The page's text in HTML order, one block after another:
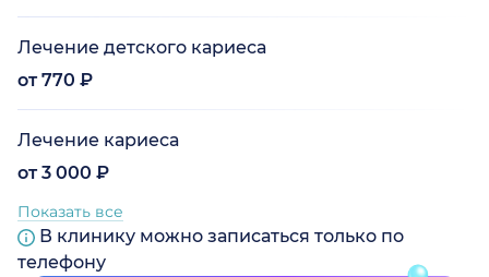
Лечение детского кариеса
от 770 ₽
Лечение кариеса
от 3 000 ₽
Показать все
В клинику можно записаться только по
телефону